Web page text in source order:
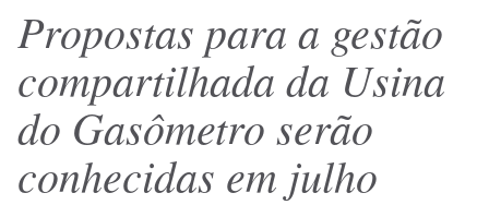
Propostas para a gestão
compartilhada da Usina
do Gasômetro serão
conhecidas em julho